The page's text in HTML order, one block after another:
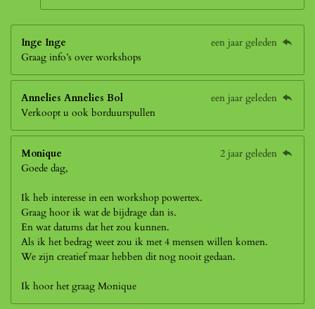
Inge Inge
een jaar geleden
Graag info’s over workshops
Annelies Annelies Bol
een jaar geleden
Verkoopt u ook borduurspullen
Monique
2 jaar geleden
Goede dag,
Ik heb interesse in een workshop powertex.
Graag hoor ik wat de bijdrage dan is.
En wat datums dat het zou kunnen.
Als ik het bedrag weet zou ik met 4 mensen willen komen.
We zijn creatief maar hebben dit nog nooit gedaan.
Ik hoor het graag Monique